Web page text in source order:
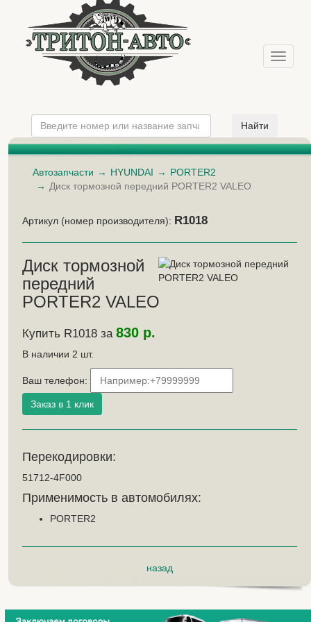
Меню
Автозапчасти HYUNDAI
PORTER2
Диск тормозной передний PORTER2 VALEO
Артикул (номер производителя): R1018
Диск тормозной
передний
PORTER2 VALEO
Купить R1018 за 830 р.
В наличии 2 шт.
Ваш телефон:
Перекодировки:
51712-4F000
Применимость в автомобилях:
PORTER2
назад